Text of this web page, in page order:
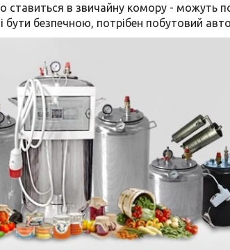
ставиться в звичайну комору -
бути безпечною, потрібен побутовий